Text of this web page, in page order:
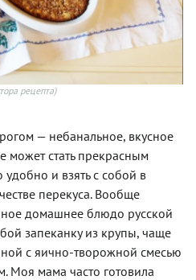
рецепта)
— небанальное, вкусное
может стать прекрасным
и взять с собой в
перекуса. Вообще
домашнее блюдо русской
запеканку из крупы, чаще
с яично-творожной смесью
Моя мама часто готовила